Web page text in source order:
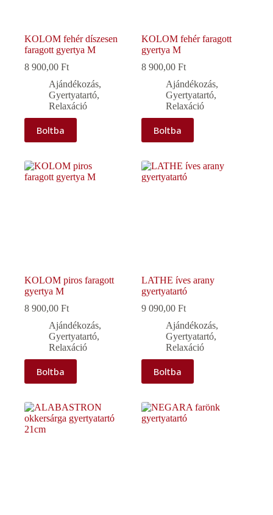
KOLOM fehér díszesen
faragott gyertya M
8 900,00 Ft
Ajándékozás,
Gyertyatartó,
Relaxáció
Boltba
KOLOM fehér faragott
gyertya M
8 900,00Ft
Ajándékozás,
Gyertyatartó,
Relaxáció
Boltba
KOLOM piros faragott
gyertya M
8 900,00 Ft
Ajándékozás,
Gyertyatartó,
Relaxáció
Boltba
LATHE íves arany
gyertyatartó
9 090,00Ft
Ajándékozás,
Gyertyatartó,
Relaxáció
Boltba